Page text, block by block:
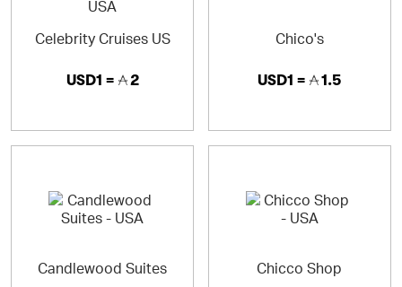
Celebrity Cruises US
USD1 = 2
Chico's
USD1 = 1.5
Candlewood Suites Chicco Shop